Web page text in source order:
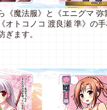
《魔法服》と《エニグマ
オトコノコ 渡良瀬 準》の
ぎます。